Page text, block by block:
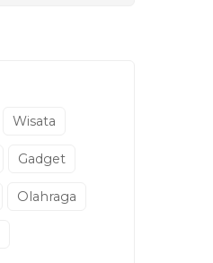
Wisata
Gadget
Olahraga